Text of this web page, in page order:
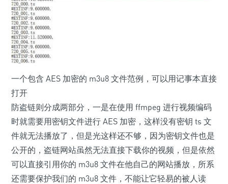
一个包含 AES 加密的 m3u8 文件范例，可以用记事本直接
打开
防盗链则分成两部分，一是在使用 ffmpeg 进行视频编码
时就需要用密钥文件进行 AES 加密，这样没有密钥 ts 文
件就无法播放了，但是光这样还不够，因为密钥文件也是
公开的，盗链网站虽然无法直接下载你的视频，但是依然
可以直接引用你的 m3u8 文件在他自己的网站播放，所系
还需要保护我们的 m3u8 文件，不能让它轻易的被人读